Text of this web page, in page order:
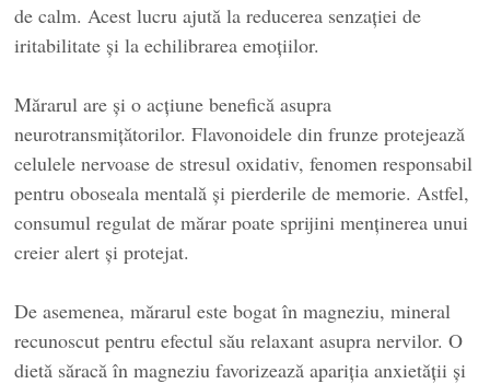
de calm. Acest lucru ajută la reducerea senzației de
iritabilitate și la echilibrarea emoțiilor.
Mărarul are și o acțiune benefică asupra
neurotransmițătorilor. Flavonoidele din frunze protejează
celulele nervoase de stresul oxidativ, fenomen responsabil
pentru oboseala mentală și pierderile de memorie. Astfel,
consumul regulat de mărar poate sprijini menținerea unui
creier alert și protejat.
De asemenea, mărarul este bogat în magneziu, mineral
recunoscut pentru efectul său relaxant asupra nervilor. O
dietă săracă în magneziu favorizează apariția anxietății și